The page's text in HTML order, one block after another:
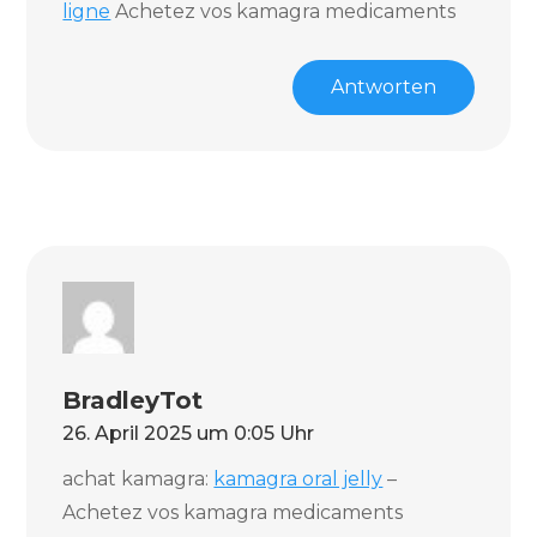
ligne Achetez vos kamagra medicaments
Antworten
BradleyTot
26. April 2025 um 0:05 Uhr
achat kamagra: kamagra oral jelly –
Achetez vos kamagra medicaments